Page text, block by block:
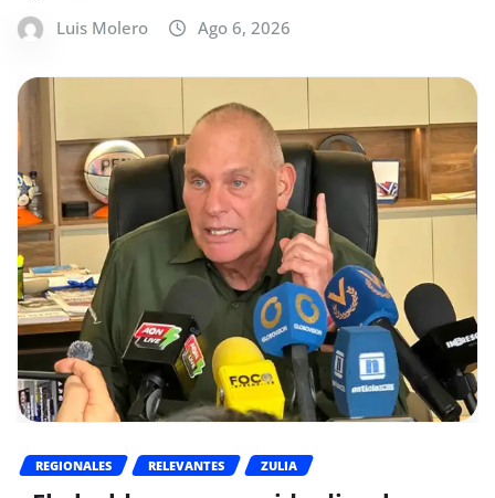
Luis Molero Ago 6, 2026
REGIONALES RELEVANTES ZULIA